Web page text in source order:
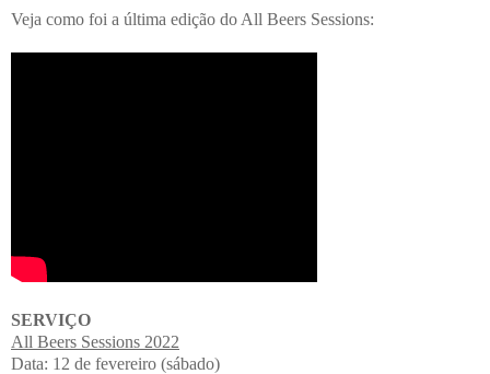
Veja como foi a última edição do All Beers Sessions:
SERVIÇO
All Beers Sessions 2022
Data: 12 de fevereiro (sábado)